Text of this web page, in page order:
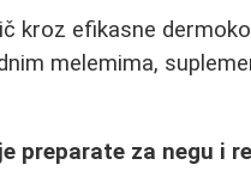
kroz efikasne
melemima,
preparate za negu i